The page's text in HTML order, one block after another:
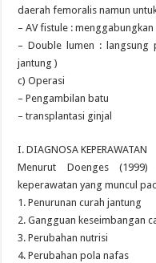
daerah femoralis namun
– AV fistule :
– Double lumen : langsung
jantung )
c) Operasi
– Pengambilan batu
– transplantasi ginjal
I. DIAGNOSA KEPERAWATAN
Menurut Doenges
keperawatan yang muncul
1. Penurunan curah jantung
2. Gangguan keseimbangan
3. Perubahan nutrisi
4. Perubahan pola nafas